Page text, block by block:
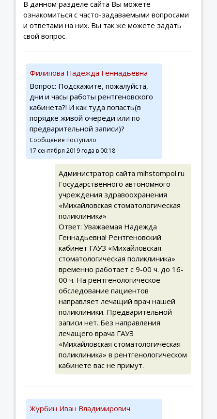
В данном разделе сайта Вы можете
ознакомиться с часто-задаваемыми вопросами
и ответами на них. Вы так же можете задать
свой вопрос.
Филипова Надежда Геннадьевна
Вопрос: Подскажите, пожалуйста,
дни и часы работы рентгеновского
кабинета?! И как туда попасть(в
порядке живой очереди или по
предварительной записи)?
Сообщение поступило
17 сентября 2019 года в 00:18
Администратор сайта mihstompol.ru
Государственного автономного
учреждения здравоохранения
«Михайловская стоматологическая
поликлиника»
Ответ: Уважаемая Надежда
Геннадьевна! Рентгеновский
кабинет ГАУЗ «Михайловская
стоматологическая поликлиника»
временно работает с 9-00 ч. до 16-
00 ч. На рентгенологическое
обследование пациентов
направляет лечащий врач нашей
поликлиники. Предварительной
записи нет. Без направления
лечащего врача ГАУЗ
«Михайловская стоматологическая
поликлиника» в рентгенологическом
кабинете вас не примут.
Журбин Иван Владимирович